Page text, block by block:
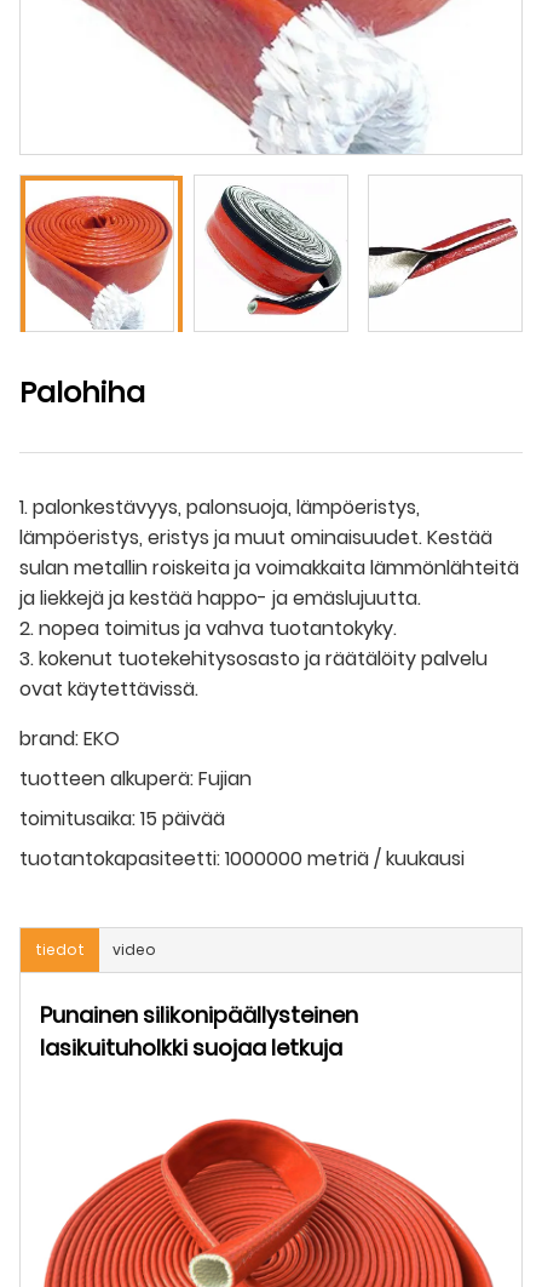
Palohiha
1. palonkestävyys, palonsuoja, lämpöeristys,
lämpöeristys, eristys ja muut ominaisuudet. Kestää
sulan metallin roiskeita ja voimakkaita lämmönlähteitä
ja liekkejä ja kestää happo- ja emäslujuutta.
2. nopea toimitus ja vahva tuotantokyky.
3. kokenut tuotekehitysosasto ja räätälöity palvelu
ovat käytettävissä.
brand:EKO
tuotteen alkuperä:Fujian
toimitusaika:15 päivää
tuotantokapasiteetti:1000000 metriä / kuukausi
tiedot video
Punainen silikonipäällysteinen
lasikuituholkki suojaa letkuja